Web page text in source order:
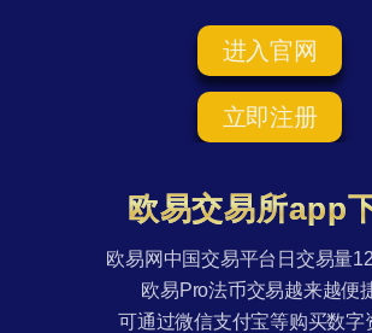
进入官网
立即注册
欧易交易所app
欧易网中国交易平台日交易量
欧易Pro法币交易越来越便
可通过微信支付宝等购买数字